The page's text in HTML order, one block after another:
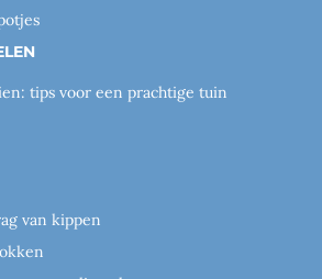
tips voor een prachtige tuin
van kippen